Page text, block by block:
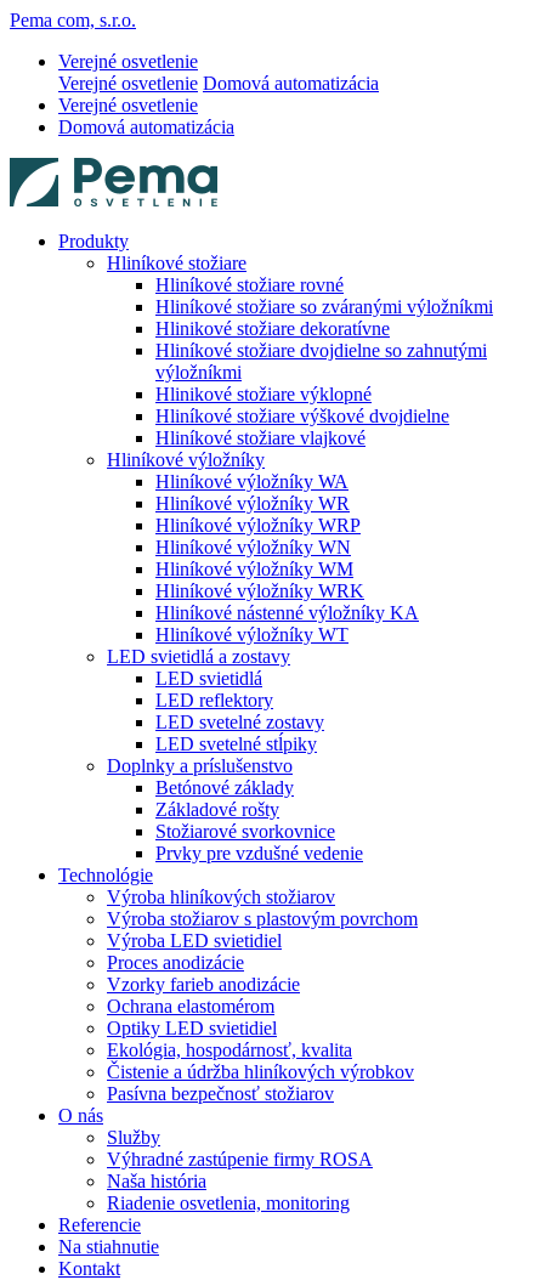
Pema com, s.r.o.
Verejné osvetlenie
Verejné osvetlenie Domová automatizácia
Verejné osvetlenie
Domová automatizácia
Produkty
Hliníkové stožiare
Hliníkové stožiare rovné
Hliníkové stožiare so zváranými výložníkmi
Hlinikové stožiare dekoratívne
Hliníkové stožiare dvojdielne so zahnutými
výložníkmi
Hlinikové stožiare výklopné
Hliníkové stožiare výškové dvojdielne
Hliníkové stožiare vlajkové
Hliníkové výložníky
Hliníkové výložníky WA
Hliníkové výložníky WR
Hliníkové výložníky WRP
Hliníkové výložníky WN
Hliníkové výložníky WM
Hliníkové výložníky WRK
Hliníkové nástenné výložníky KA
Hliníkové výložníky WT
LED svietidlá a zostavy
LED svietidlá
LED reflektory
LED svetelné zostavy
LED svetelné stĺpiky
Doplnky a príslušenstvo
Betónové základy
Základové rošty
Stožiarové svorkovnice
Prvky pre vzdušné vedenie
Technológie
Výroba hliníkových stožiarov
Výroba stožiarov s plastovým povrchom
Výroba LED svietidiel
Proces anodizácie
Vzorky farieb anodizácie
Ochrana elastomérom
Optiky LED svietidiel
Ekológia, hospodárnosť, kvalita
Čistenie a údržba hliníkových výrobkov
Pasívna bezpečnosť stožiarov
O nás
Služby
Výhradné zastúpenie firmy ROSA
Naša história
Riadenie osvetlenia, monitoring
Referencie
Na stiahnutie
Kontakt